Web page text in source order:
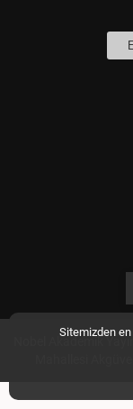
Nobel Akademik
Mahallesi
Sitemizden